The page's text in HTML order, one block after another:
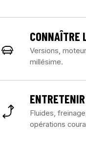
CONNAÎTRE
Versions,
millésime.
ENTRETENIR
Fluides,
opérations